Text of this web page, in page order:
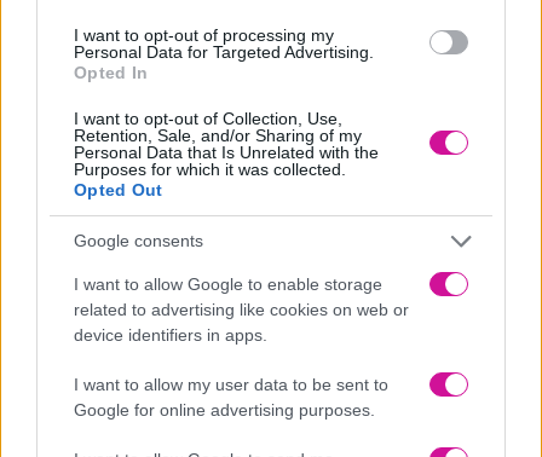
I want to opt-out of processing my
Personal Data for Targeted Advertising.
Opted In
I want to opt-out of Collection, Use,
Retention, Sale, and/or Sharing of my
Personal Data that Is Unrelated with the
Purposes for which it was collected.
Opted Out
Google consents
I want to allow Google to enable storage
related to advertising like cookies on web or
device identifiers in apps.
I want to allow my user data to be sent to
Google for online advertising purposes.
70 γρ καλαμπόκι σε κονσέρβα
20 γρ καβουρδισμένο σουσάμι
Για το dressing
60 γρ ελαιόλαδο
40 γρ ξύδι βαλσάμικο
1 κτσ μέλι
1 σκελίδα σκόρδου
1/2 κτγ αλάτι
Για το στόλισμα